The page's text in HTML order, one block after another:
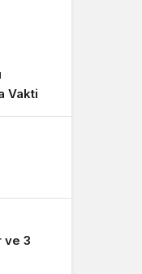
Vakti
ve 3